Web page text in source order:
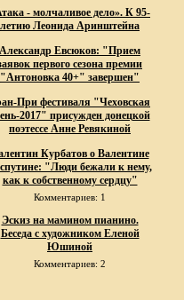
- молчаливое дело». К 95-
летию Леонида Аринштейна
Александр Евсюков: "Прием
первого сезона премии
"Антоновка 40+" завершен"
При фестиваля "Чеховская
2017" присужден донецкой
поэтессе Анне Ревякиной
Курбатов о Валентине
"Люди бежали к нему,
как к собственному сердцу"
Комментариев: 1
Эскиз на мамином пианино.
Беседа с художником Еленой
Юшиной
Комментариев: 2